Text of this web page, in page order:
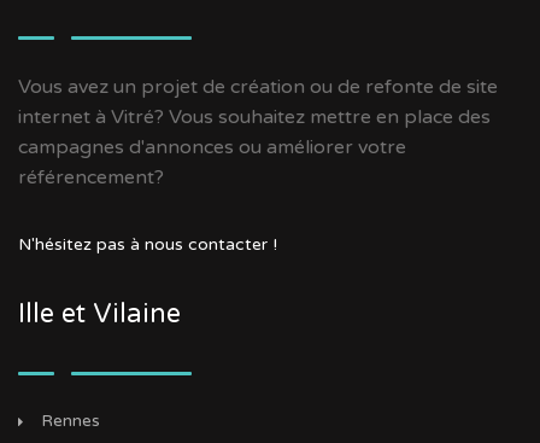
Vous avez un projet de création ou de refonte de site
internet à Vitré? Vous souhaitez mettre en place des
campagnes d'annonces ou améliorer votre
référencement?
N'hésitez pas à nous contacter !
Ille et Vilaine
Rennes